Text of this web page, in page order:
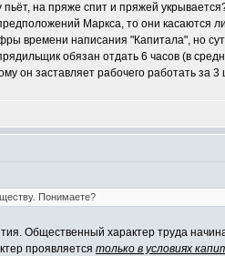
на пряже спит и пряжей
Маркса, то они касаются
времени написания "Капитала", но
обязан отдать 6 часов (в
заставляет рабочего работать за
Понимаете?
Общественный характер труда
проявляется только в условиях